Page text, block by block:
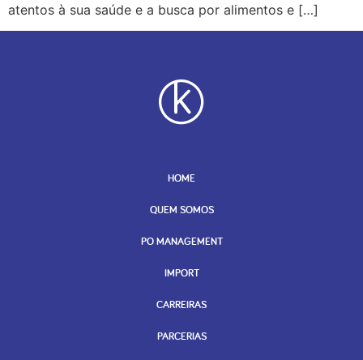
atentos à sua saúde e a busca por alimentos e […]
HOME
QUEM SOMOS
PO MANAGEMENT
IMPORT
CARREIRAS
PARCERIAS